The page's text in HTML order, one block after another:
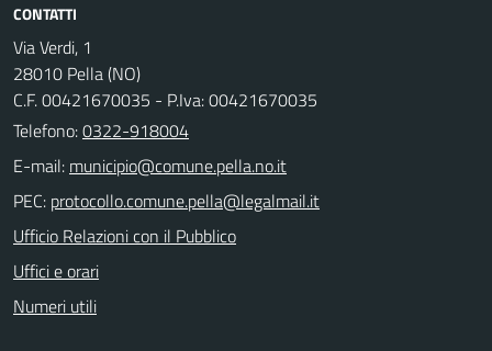
CONTATTI
Via Verdi, 1
28010 Pella (NO)
C.F. 00421670035 - P.Iva: 00421670035
Telefono:0322-918004
E-mail:
PEC:
Ufficio Relazioni con il Pubblico
Uffici e orari
Numeri utili